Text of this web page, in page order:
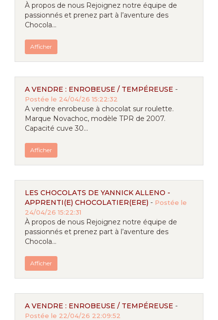
À propos de nous Rejoignez notre équipe de
passionnés et prenez part à l’aventure des
Chocola...
Afficher
A VENDRE : ENROBEUSE / TEMPÉREUSE -
Postée le 24/04/26 15:22:32
A vendre enrobeuse à chocolat sur roulette.
Marque Novachoc, modèle TPR de 2007.
Capacité cuve 30...
Afficher
LES CHOCOLATS DE YANNICK ALLENO -
APPRENTI(E) CHOCOLATIER(ERE) - Postée le
24/04/26 15:22:31
À propos de nous Rejoignez notre équipe de
passionnés et prenez part à l’aventure des
Chocola...
Afficher
A VENDRE : ENROBEUSE / TEMPÉREUSE -
Postée le 22/04/26 22:09:52